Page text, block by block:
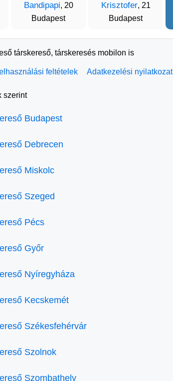
Bandipapi, 20
Budapest
Krisztofer, 21
Budapest
társkereső, társkeresés mobilon is
feltételek Adatkezelési nyilatkozat
szerint
Budapest
Debrecen
Miskolc
Szeged
Pécs
Győr
Nyíregyháza
Kecskemét
Székesfehérvár
Szolnok
Szombathely